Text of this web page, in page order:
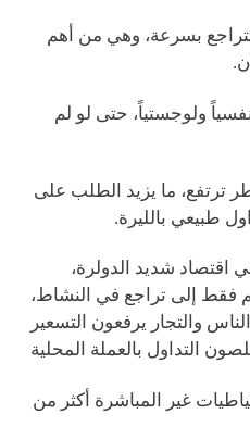
بسرعة، وهي من أهم
ولوجستياً، حتى لو لم
ترتفع، ما يزيد الطلب على
طبيعي بالليرة.
اقتصاد شديد الدولرة،
فقط إلى تراجع في النشاط،
والتجار يرفعون التسعير
التداول بالعملة المحلية
غير المباشرة أكثر من